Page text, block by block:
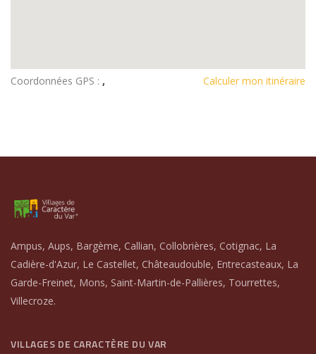
Coordonnées GPS : , Calculer mon itinéraire
Ampus, Aups, Bargème, Callian, Collobrières, Cotignac, La
Cadière-d'Azur, Le Castellet, Châteaudouble, Entrecasteaux, La
Garde-Freinet, Mons, Saint-Martin-de-Pallières, Tourrettes,
Villecroze.
VILLAGES DE CARACTÈRE DU VAR